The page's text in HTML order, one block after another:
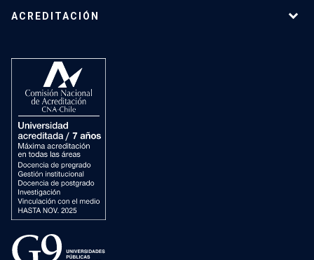
ACREDITACIÓN